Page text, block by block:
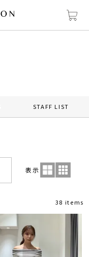
STAFF LIST
表示
38 items